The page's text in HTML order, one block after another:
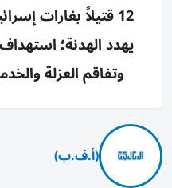
12 قتيلاً بغارات
يهدد الهدنة؛
وتفاقم العزلة
(أ.ف.ب)